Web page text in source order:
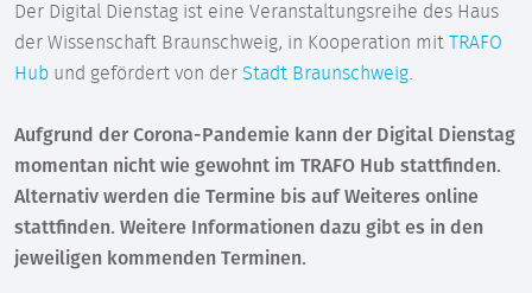
Der Digital Dienstag ist eine Veranstaltungsreihe des Haus
der Wissenschaft Braunschweig, in Kooperation mit TRAFO
Hub und gefördert von der Stadt Braunschweig
Aufgrund der Corona-Pandemie kann der Digital Dienstag
momentan nicht wie gewohnt im TRAFO Hub stattfinden.
Alternativ werden die Termine bis auf Weiteres online
stattfinden. Weitere Informationen dazu gibt es in den
jeweiligen kommenden Terminen.